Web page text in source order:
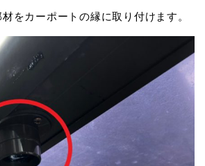
をカーポートの縁に取り付けます。